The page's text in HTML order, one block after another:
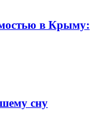
в Крыму:
сну